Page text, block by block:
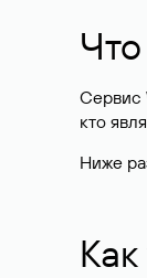
Сервис
кто
Ниже